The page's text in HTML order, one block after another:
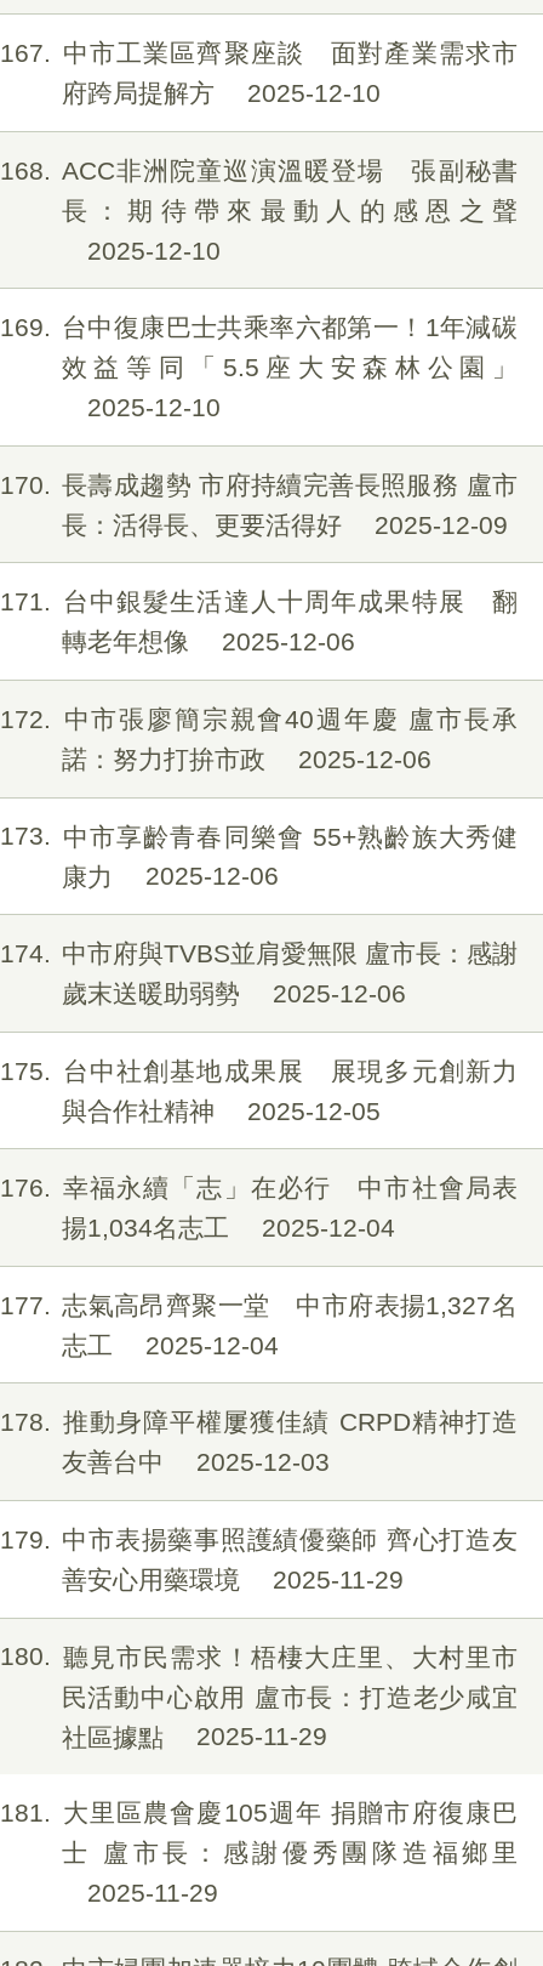
167
中市工業區齊聚座談 面對產業需求市
府跨局提解方
2025-12-10
168
ACC非洲院童巡演溫暖登場 張副秘書
長：期待帶來最動人的感恩之聲
2025-12-10
169
台中復康巴士共乘率六都第一！1年減碳
效益等同「5.5座大安森林公園」
2025-12-10
170
長壽成趨勢 市府持續完善長照服務 盧市
長：活得長、更要活得好
2025-12-09
171
台中銀髮生活達人十周年成果特展 翻
轉老年想像
2025-12-06
172
中市張廖簡宗親會40週年慶 盧市長承
諾：努力打拚市政
2025-12-06
173
中市享齡青春同樂會 55+熟齡族大秀健
康力
2025-12-06
174
中市府與TVBS並肩愛無限 盧市長：感謝
歲末送暖助弱勢
2025-12-06
175
台中社創基地成果展 展現多元創新力
與合作社精神
2025-12-05
176
幸福永續「志」在必行 中市社會局表
揚1,034名志工
2025-12-04
177
志氣高昂齊聚一堂 中市府表揚1,327名
志工
2025-12-04
178
推動身障平權屢獲佳績 CRPD精神打造
友善台中
2025-12-03
179
中市表揚藥事照護績優藥師 齊心打造友
善安心用藥環境
2025-11-29
180
聽見市民需求！梧棲大庄里、大村里市
民活動中心啟用 盧市長：打造老少咸宜
社區據點
2025-11-29
181
大里區農會慶105週年 捐贈市府復康巴
士 盧市長：感謝優秀團隊造福鄉里
2025-11-29